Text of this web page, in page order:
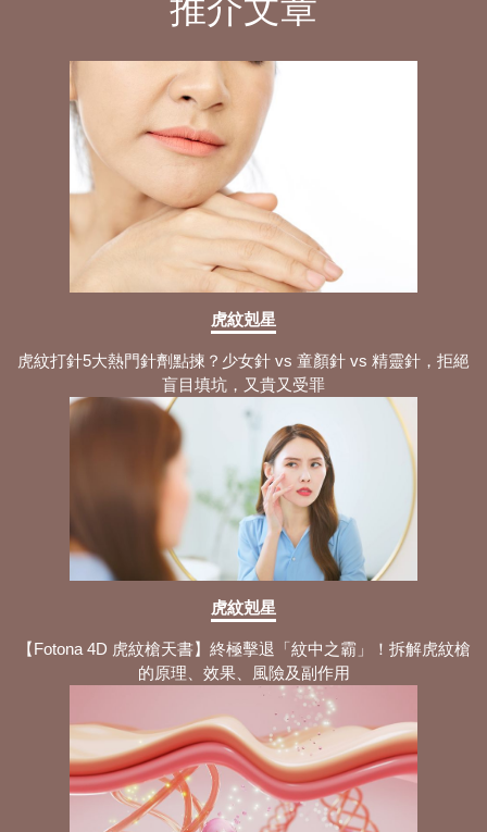
推介文章
虎紋剋星
虎紋打針5大熱門針劑點揀？少女針 vs 童顏針 vs 精靈針，拒絕
盲目填坑，又貴又受罪
虎紋剋星
【Fotona 4D 虎紋槍天書】終極擊退「紋中之霸」！拆解虎紋槍
的原理、效果、風險及副作用